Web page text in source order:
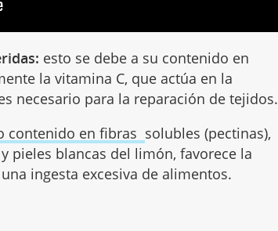
esto se debe a su contenido en
la vitamina C, que actúa en la
necesario para la reparación de tejidos.
contenido en fibras solubles (pectinas),
pieles blancas del limón, favorece la
ingesta excesiva de alimentos.